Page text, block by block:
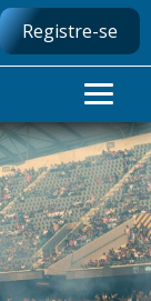
Registre-se